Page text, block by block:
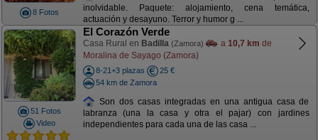
8 Fotos
inolvidable. Paquete: alojamiento, cena temática,
actuación y desayuno. Terror y humor g ...
51 Fotos
Video
El Corazón Verde
Casa Rural en Badilla (Zamora) a 10,7 km de
Moralina de Sayago (Zamora)
8-21+3 plazas
25 €
54 km de Zamora
Son dos casas integradas en una antigua casa de
labranza (una la casa y otra el pajar) con jardines
independientes para cada una de las casa ...